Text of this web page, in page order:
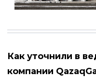
Как уточнили в
компании